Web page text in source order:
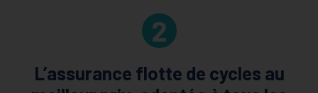
2
L’assurance flotte de cycles au